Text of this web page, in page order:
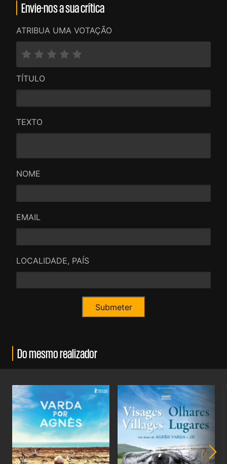
Envie-nos a sua crítica
ATRIBUA UMA VOTAÇÃO
TÍTULO
TEXTO
NOME
EMAIL
LOCALIDADE, PAÍS
Do mesmo realizador